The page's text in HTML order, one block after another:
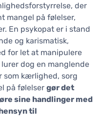
der
mangel på følelser,
En psykopat er i stand
og karismatisk,
for let at manipulere
dog en manglende
som kærlighed, sorg
på følelser gør det
sine handlinger med
til